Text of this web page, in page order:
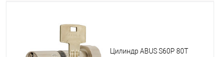
Цилиндр ABUS S60P 80T